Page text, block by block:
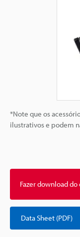
*Note que os
ilustrativos e podem
Fazer download
Data Sheet (PDF)